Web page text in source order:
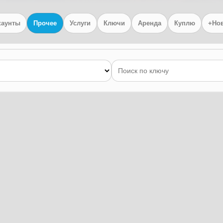
Прочее Услуги Ключи Аренда Куплю